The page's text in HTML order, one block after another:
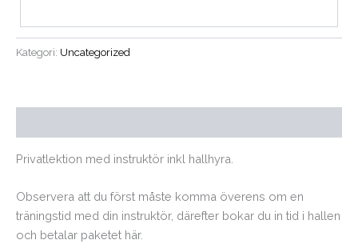
Kategori: Uncategorized
Privatlektion med instruktör inkl hallhyra.
Observera att du först måste komma överens om en
träningstid med din instruktör, därefter bokar du in tid i hallen
och betalar paketet här.